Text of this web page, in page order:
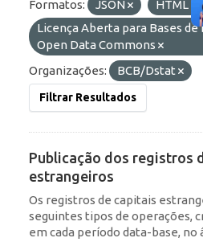
Formatos:
JSON HTML
Licença Aberta para Bases de
Open Data Commons
Organizações:
BCB/Dstat
Filtrar Resultados
Publicação dos registros
estrangeiros
Os registros de capitais
seguintes tipos de operações,
em cada período data-base,